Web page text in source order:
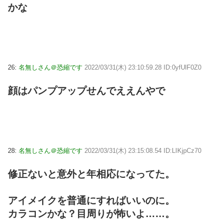
かな
26: 名無しさん＠恐縮です 2022/03/31(木) 23:10:59.28 ID:0yfUlF0Z0
顔はパンプアップせんでええんやで
28: 名無しさん＠恐縮です 2022/03/31(木) 23:15:08.54 ID:LIKjpCz70
修正ないと意外と年相応になってた。
アイメイクを普通にすればいいのに。
カラコンかな？目周りが怖いよ……。